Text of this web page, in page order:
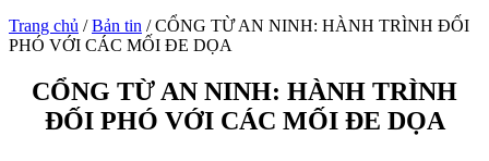
Trang chủ / Bản tin /CỔNG TỪ AN NINH: HÀNH TRÌNH ĐỐI
PHÓ VỚI CÁC MỐI ĐE DỌA
CỔNG TỪ AN NINH: HÀNH TRÌNH
ĐỐI PHÓ VỚI CÁC MỐI ĐE DỌA